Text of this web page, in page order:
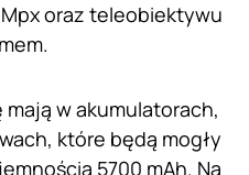
oraz teleobiektywu
w akumulatorach,
które będą mogły
5700 mAh. Na